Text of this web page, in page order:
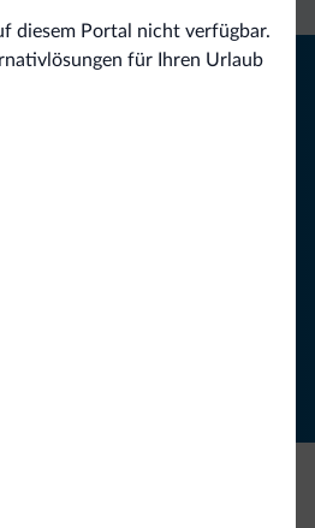
diesem Portal nicht verfügbar.
für Ihren Urlaub
Dolomiti.it auf
den Dolomiten
exklusive Angebote und
Urlaub in den Dolomiten.
ABONNIEREN